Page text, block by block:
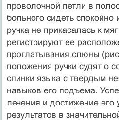
проволочной петли в
больного сидеть спокойно
ручка не прикасалась к
регистрируют ее
проглатывания слюны
положения ручки судят о
спинки языка с твердым
навыков его подъема.
лечения и достижение его
результатов в